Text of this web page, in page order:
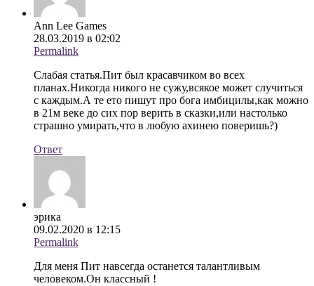
Ann Lee Games
28.03.2019 в 02:02
Permalink
Слабая статья.Пит был красавчиком во всех
планах.Никогда никого не сужу,всякое может случиться
с каждым.А те ето пишут про бога имбицилы,как можно
в 21м веке до сих пор верить в сказки,или настолько
страшно умирать,что в любую ахинею поверишь?)
Ответ
эрика
09.02.2020 в 12:15
Permalink
Для меня Пит навсегда останется талантливым
человеком.Он классный !